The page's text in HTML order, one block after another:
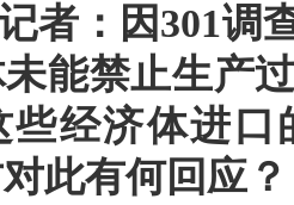
者：因301调
能禁止生产
些经济体进口
此有何回应